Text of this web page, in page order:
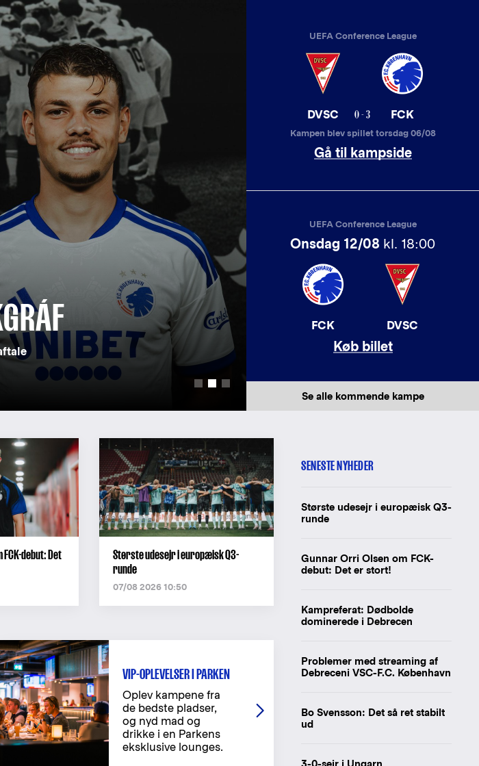
AWAY JERSEY
Ny udebanetrøje til herreholdet
UEFA Conference League
DVSC 0 - 3 FCK
Kampen blev spillet torsdag 06/08
Gå til kampside
UEFA Conference League
Onsdag 12/08 kl. 18:00
FCK DVSC
Køb billet
Se alle kommende kampe
SENESTE NYHEDER
Største udesejr i europæisk Q3-
runde
Gunnar Orri Olsen om FCK-
debut: Det er stort!
Kampreferat: Dødbolde
dominerede i Debrecen
Problemer med streaming af
Debreceni VSC-F.C. København
Bo Svensson: Det så ret stabilt
ud
3-0-sejr i Ungarn
debut: Det
Største udesejr i europæisk Q3-
runde
07/08 2026 10:50
VIP-OPLEVELSER I PARKEN
Oplev kampene fra
de bedste pladser,
og nyd mad og
drikke i en Parkens
eksklusive lounges.